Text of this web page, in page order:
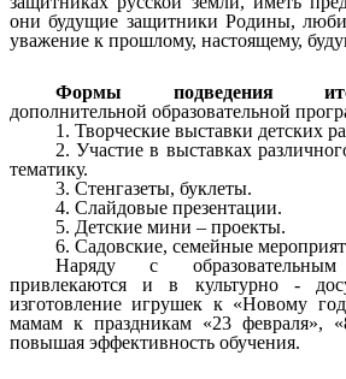
они будущие защитники Родины,
уважение к прошлому, настоящему,
Формы подведения
дополнительной образовательной
1. Творческие выставки детских
2. Участие в выставках
тематику.
3. Стенгазеты, буклеты.
4. Слайдовые презентации.
5. Детские мини – проекты.
6. Садовские, семейные
Наряду с
привлекаются и в культурно -
изготовление игрушек к «Новому
мамам к праздникам «23 февраля»,
повышая эффективность обучения.